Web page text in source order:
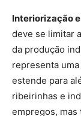
Interiorização
deve se limitar
da produção
representa
estende para
ribeirinhas e
empregos, mas